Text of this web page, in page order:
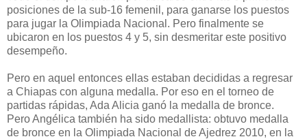
posiciones de la sub-16 femenil, para ganarse los puestos
para jugar la Olimpiada Nacional. Pero finalmente se
ubicaron en los puestos 4 y 5, sin desmeritar este positivo
desempeño.
Pero en aquel entonces ellas estaban decididas a regresar
a Chiapas con alguna medalla. Por eso en el torneo de
partidas rápidas, Ada Alicia ganó la medalla de bronce.
Pero Angélica también ha sido medallista: obtuvo medalla
de bronce en la Olimpiada Nacional de Ajedrez 2010, en la